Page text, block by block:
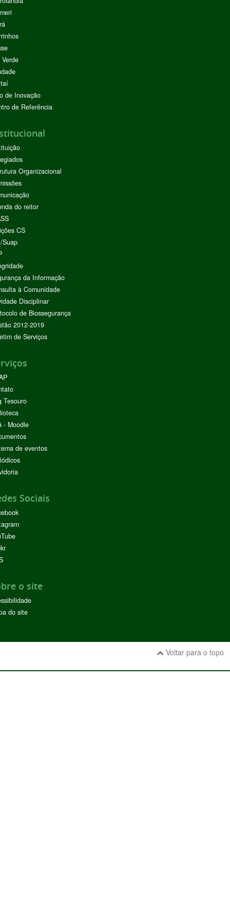
de Inovação
de Referência
Organizacional
do reitor
CS
Suap
da Informação
à Comunidade
Disciplinar
de Biossegurança
2012-2019
de Serviços
Tesouro
- Moodle
de eventos
Sociais
o site
do site
Voltar para o topo